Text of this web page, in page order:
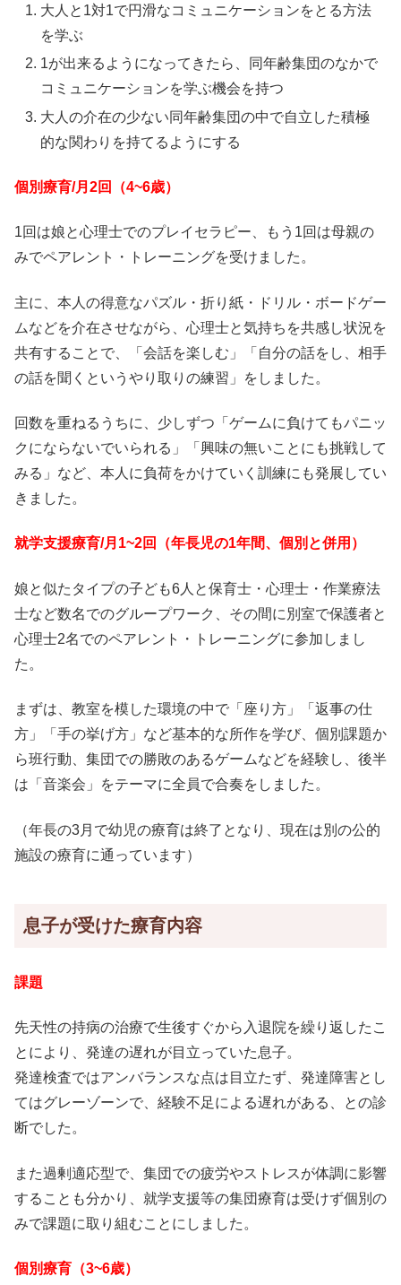
大人と1対1で円滑なコミュニケーションをとる方法
を学ぶ
1が出来るようになってきたら、同年齢集団のなかで
コミュニケーションを学ぶ機会を持つ
大人の介在の少ない同年齢集団の中で自立した積極
的な関わりを持てるようにする
個別療育/月2回（4~6歳）
1回は娘と心理士でのプレイセラピー、もう1回は母親の
みでペアレント・トレーニングを受けました。
主に、本人の得意なパズル・折り紙・ドリル・ボードゲー
ムなどを介在させながら、心理士と気持ちを共感し状況を
共有することで、「会話を楽しむ」「自分の話をし、相手
の話を聞くというやり取りの練習」をしました。
回数を重ねるうちに、少しずつ「ゲームに負けてもパニッ
クにならないでいられる」「興味の無いことにも挑戦して
みる」など、本人に負荷をかけていく訓練にも発展してい
きました。
就学支援療育/月1~2回（年長児の1年間、個別と併用）
娘と似たタイプの子ども6人と保育士・心理士・作業療法
士など数名でのグループワーク、その間に別室で保護者と
心理士2名でのペアレント・トレーニングに参加しまし
た。
まずは、教室を模した環境の中で「座り方」「返事の仕
方」「手の挙げ方」など基本的な所作を学び、個別課題か
ら班行動、集団での勝敗のあるゲームなどを経験し、後半
は「音楽会」をテーマに全員で合奏をしました。
（年長の3月で幼児の療育は終了となり、現在は別の公的
施設の療育に通っています）
息子が受けた療育内容
課題
先天性の持病の治療で生後すぐから入退院を繰り返したこ
とにより、発達の遅れが目立っていた息子。
発達検査ではアンバランスな点は目立たず、発達障害とし
てはグレーゾーンで、経験不足による遅れがある、との診
断でした。
また過剰適応型で、集団での疲労やストレスが体調に影響
することも分かり、就学支援等の集団療育は受けず個別の
みで課題に取り組むことにしました。
個別療育（3~6歳）